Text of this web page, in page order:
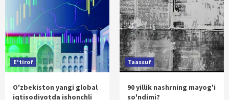
E'tirof
O'zbekiston yangi global
iqtisodiyotda ishonchli
Taassuf
90 yillik nashrning mayog'i
so'ndimi?